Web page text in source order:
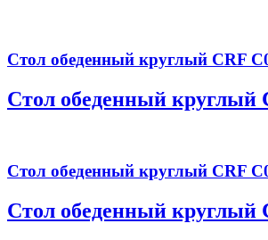
Стол обеденный круглый CRF
Стол обеденный круглый
Стол обеденный круглый CRF
Стол обеденный круглый